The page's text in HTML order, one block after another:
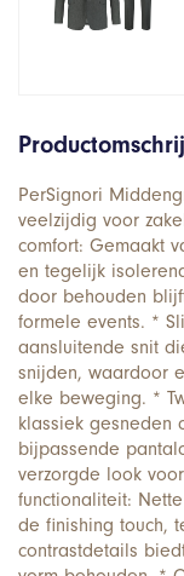
PerSignori
veelzijdig voor
comfort: Gemaakt
en tegelijk
door behouden
formele events. *
aansluitende snit
snijden, waardoor
elke beweging. *
klassiek gesneden
bijpassende
verzorgde look
functionaliteit:
de finishing touch,
contrastdetails